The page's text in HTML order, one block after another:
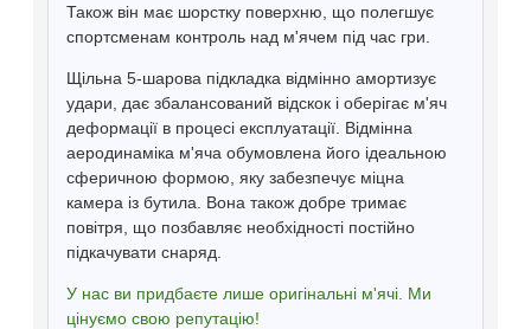
Також він має шорстку поверхню, що полегшує
спортсменам контроль над м'ячем під час гри.
Щільна 5-шарова підкладка відмінно амортизує
удари, дає збалансований відскок і оберігає м'яч
деформації в процесі експлуатації. Відмінна
аеродинаміка м'яча обумовлена його ідеальною
сферичною формою, яку забезпечує міцна
камера із бутила. Вона також добре тримає
повітря, що позбавляє необхідності постійно
підкачувати снаряд.
У нас ви придбаєте лише оригінальні м'ячі. Ми
цінуємо свою репутацію!